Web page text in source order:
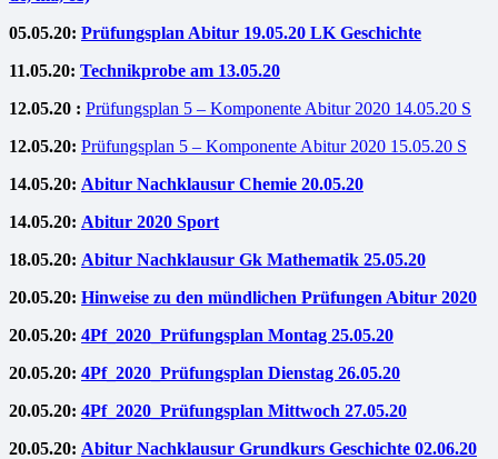
05.05.20: Prüfungsplan Abitur 19.05.20 LK Geschichte
11.05.20: Technikprobe am 13.05.20
12.05.20 : Prüfungsplan 5 – Komponente Abitur 2020 14.05.20 S
12.05.20: Prüfungsplan 5 – Komponente Abitur 2020 15.05.20 S
14.05.20: Abitur Nachklausur Chemie 20.05.20
14.05.20: Abitur 2020 Sport
18.05.20: Abitur Nachklausur Gk Mathematik 25.05.20
20.05.20: Hinweise zu den mündlichen Prüfungen Abitur 2020
20.05.20: 4Pf_2020_Prüfungsplan Montag 25.05.20
20.05.20: 4Pf_2020_Prüfungsplan Dienstag 26.05.20
20.05.20: 4Pf_2020_Prüfungsplan Mittwoch 27.05.20
20.05.20: Abitur Nachklausur Grundkurs Geschichte 02.06.20